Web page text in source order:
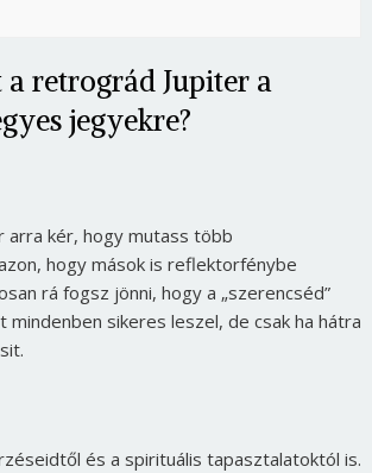
retrográd Jupiter a
jegyekre?
arra kér, hogy mutass több
hogy mások is reflektorfénybe
rá fogsz jönni, hogy a „szerencséd”
sikeres leszel, de csak ha hátra
és a spirituális tapasztalatoktól is.